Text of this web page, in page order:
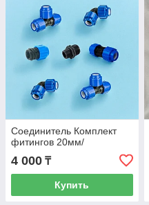
Соединитель Комплект
фитингов 20мм/
4 000 ₸
Купить